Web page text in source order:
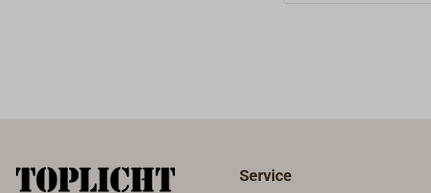
Service